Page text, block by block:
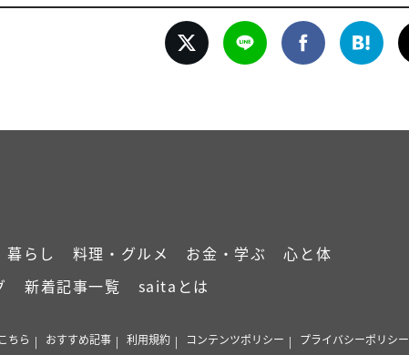
暮らし 料理・グルメ お金・学ぶ
心と体
新着記事一覧 saitaとは
ちら おすすめ記事 利用規約 コンテンツポリシー プライバシーポリシー